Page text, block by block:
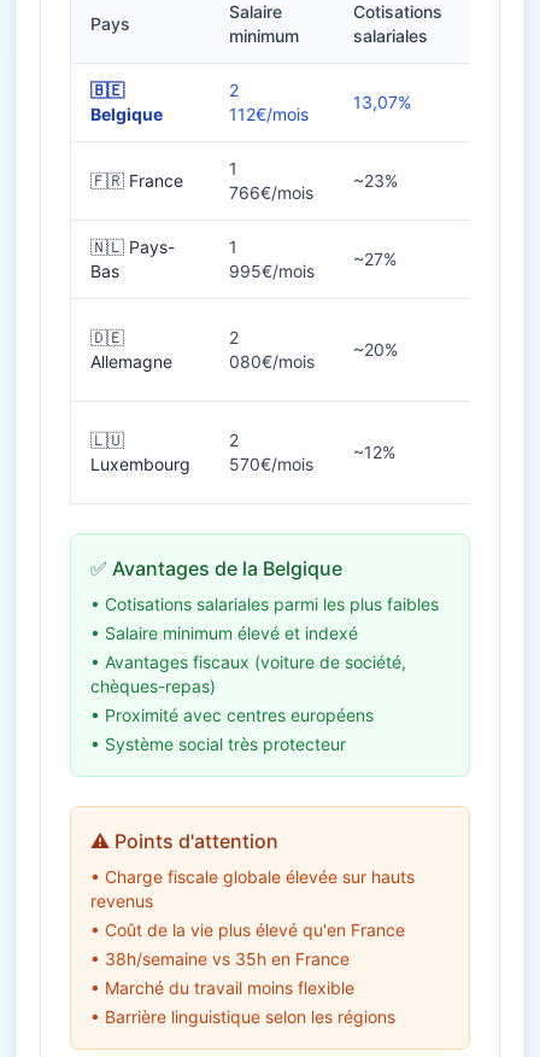
Pays
Salaire
minimum
Cotisations
salariales
🇧🇪
Belgique
2
112€/mois
13,07%
🇫🇷 France
1
766€/mois
~23%
🇳🇱 Pays-
Bas
1
995€/mois
~27%
🇩🇪
Allemagne
2
080€/mois
~20%
🇱🇺
Luxembourg
2
570€/mois
~12%
✅ Avantages de la Belgique
• Cotisations salariales parmi les plus faibles
• Salaire minimum élevé et indexé
• Avantages fiscaux (voiture de société,
chèques-repas)
• Proximité avec centres européens
• Système social très protecteur
⚠️ Points d'attention
• Charge fiscale globale élevée sur hauts
revenus
• Coût de la vie plus élevé qu'en France
• 38h/semaine vs 35h en France
• Marché du travail moins flexible
• Barrière linguistique selon les régions